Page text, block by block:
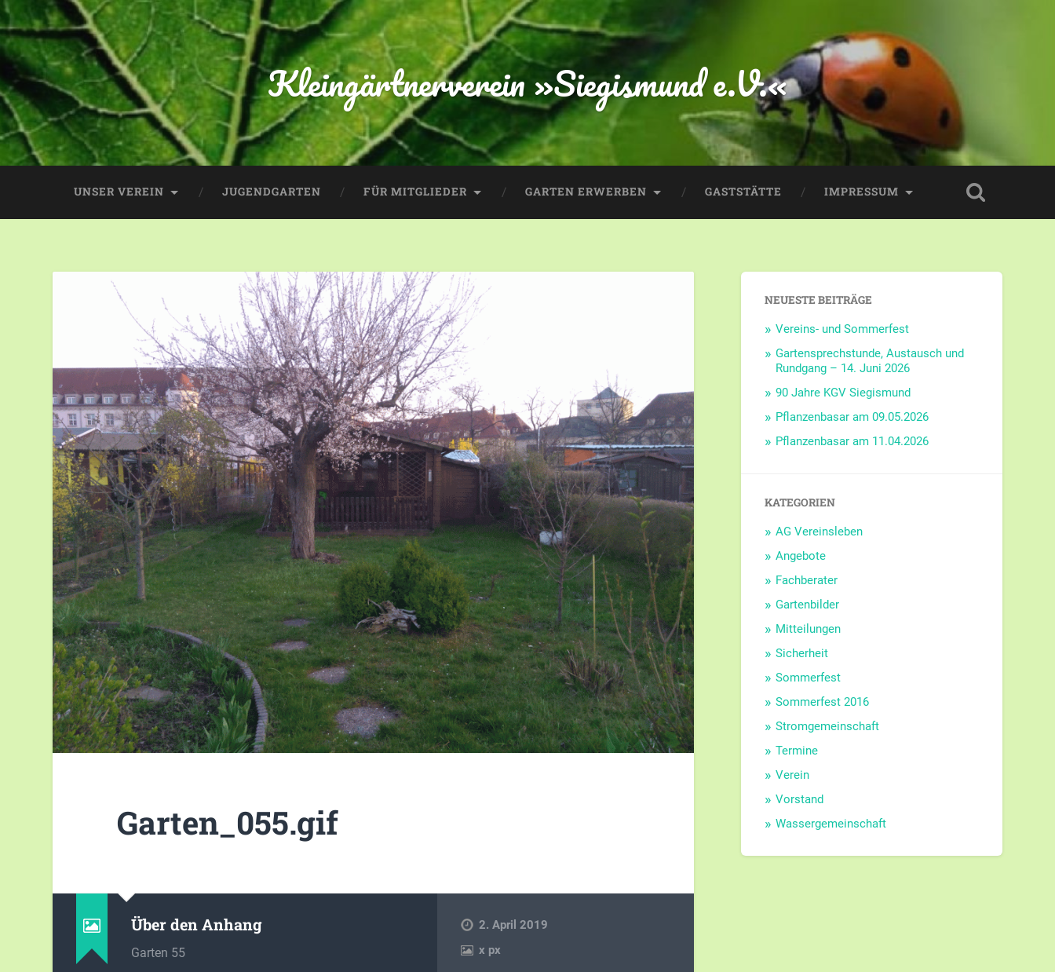
Kleingärtnerverein »Siegismund e.V.«
UNSER VEREIN JUGENDGARTEN FÜR MITGLIEDER GARTEN ERWERBEN GASTSTÄTTE IMPRESSUM
Garten_055.gif
Über den Anhang
Garten 55
2. April 2019
x px
NEUESTE BEITRÄGE
Vereins- und Sommerfest
Gartensprechstunde, Austausch und
Rundgang – 14. Juni 2026
90 Jahre KGV Siegismund
Pflanzenbasar am 09.05.2026
Pflanzenbasar am 11.04.2026
KATEGORIEN
AG Vereinsleben
Angebote
Fachberater
Gartenbilder
Mitteilungen
Sicherheit
Sommerfest
Sommerfest 2016
Stromgemeinschaft
Termine
Verein
Vorstand
Wassergemeinschaft